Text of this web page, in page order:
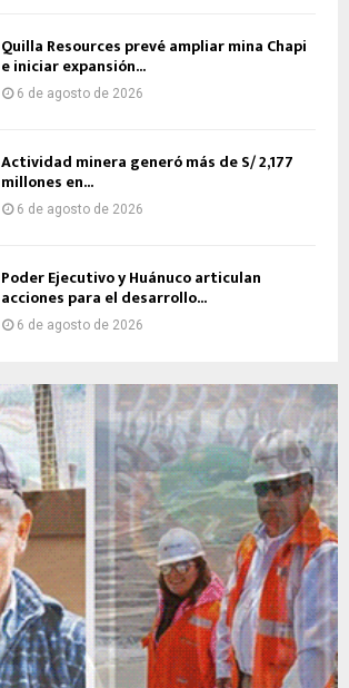
Quilla Resources prevé ampliar mina Chapi
e iniciar expansión...
6 de agosto de 2026
Actividad minera generó más de S/ 2,177
millones en...
6 de agosto de 2026
Poder Ejecutivo y Huánuco articulan
acciones para el desarrollo...
6 de agosto de 2026